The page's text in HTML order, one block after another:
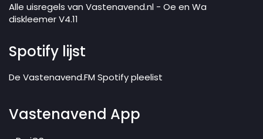
Alle uisregels van Vastenavend.nl - Oe en Wa
diskleemer V4.11
Spotify lijst
De Vastenavend.FM Spotify pleelist
Vastenavend App